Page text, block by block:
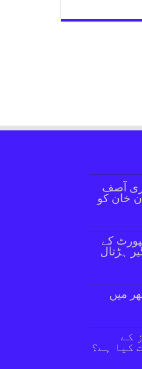
آصف
خان کو
کے
ہڑتال
میں
کے
کیا ہے؟